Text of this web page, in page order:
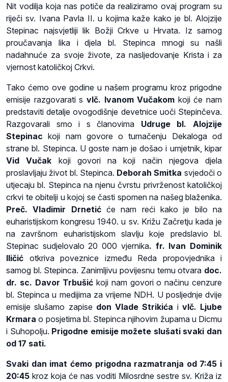
Nit vodilja koja nas potiče da realiziramo ovaj program su
riječi sv. Ivana Pavla II. u kojima kaže kako je bl. Alojzije
Stepinac najsvjetliji lik Božji Crkve u Hrvata. Iz samog
proučavanja lika i djela bl. Stepinca mnogi su našli
nadahnuće za svoje živote, za nasljedovanje Krista i za
vjernost katoličkoj Crkvi.
Tako ćemo ove godine u našem programu kroz prigodne
emisije razgovarati s vlč. Ivanom Vučakom koji će nam
predstaviti detalje ovogodišnje devetnice uoči Stepinčeva.
Razgovarali smo i s članovima Udruge bl. Alojzije
Stepinac koji nam govore o tumačenju Dekaloga od
strane bl. Stepinca. U goste nam je došao i umjetnik, kipar
Vid Vučak koji govori na koji način njegova djela
proslavljaju život bl. Stepinca. Deborah Smitka svjedoči o
utjecaju bl. Stepinca na njenu čvrstu privrženost katoličkoj
crkvi te obitelji u kojoj se časti spomen na našeg blaženika.
Preč. Vladimir Drnetićće nam reći kako je bilo na
euharistijskom kongresu 1940. u sv. Križu Začretju kada je
na završnom euharistijskom slavlju koje predslavio bl.
Stepinac sudjelovalo 20 000 vjernika. fr. Ivan Dominik
Iličić otkriva poveznice između Reda propovjednika i
samog bl. Stepinca. Zanimljivu povijesnu temu otvara doc.
dr. sc. Davor Trbušićkoji nam govori o načinu cenzure
bl. Stepinca u medijima za vrijeme NDH. U posljednje dvije
emisije slušamo zapise don Vlade Strikića i vlč. Ljube
Krmarao posjetima bl. Stepinca njihovim župama u Dicmu
i Suhopolju. Prigodne emisije možete slušati svaki dan
od 17 sati.
Svaki dan imat ćemo prigodna razmatranja od 7:45 i
20:45 kroz koja će nas voditi Milosrdne sestre sv. Križa iz